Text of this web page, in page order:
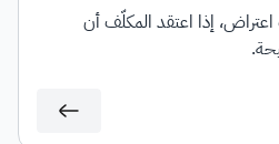
إذا اعتقد المكلَّف أن